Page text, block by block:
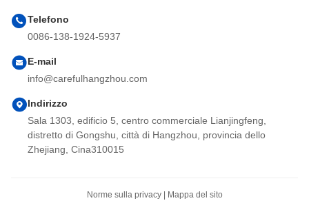
Telefono
0086-138-1924-5937
E-mail
info@carefulhangzhou.com
Indirizzo
Sala 1303, edificio 5, centro commerciale Lianjingfeng,
distretto di Gongshu, città di Hangzhou, provincia dello
Zhejiang, Cina310015
Norme sulla privacy| Mappa del sito